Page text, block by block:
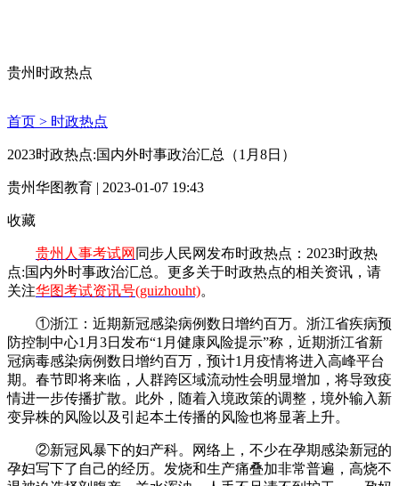
贵州时政热点
首页 > 时政热点
2023时政热点:国内外时事政治汇总（1月8日）
贵州华图教育 | 2023-01-07 19:43
收藏
贵州人事考试网 同步人民网发布时政热点：2023时政热
点:国内外时事政治汇总。更多关于时政热点的相关资讯，请
关注华图考试资讯号(guizhouht)。
①浙江：近期新冠感染病例数日增约百万。浙江省疾病预
防控制中心1月3日发布“1月健康风险提示”称，近期浙江省新
冠病毒感染病例数日增约百万，预计1月疫情将进入高峰平台
期。春节即将来临，人群跨区域流动性会明显增加，将导致疫
情进一步传播扩散。此外，随着入境政策的调整，境外输入新
变异株的风险以及引起本土传播的风险也将显著上升。
②新冠风暴下的妇产科。网络上，不少在孕期感染新冠的
孕妇写下了自己的经历。发烧和生产痛叠加非常普遍，高烧不